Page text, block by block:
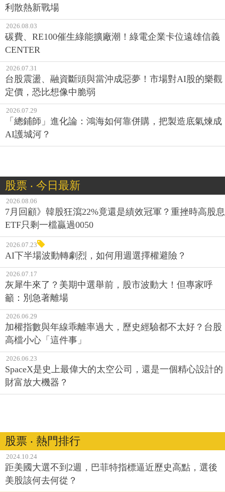
利散熱新戰場
2026.08.03
碳費、RE100催生綠能擴廠潮！綠電企業卡位遠雄信義
CENTER
2026.07.31
台股震盪、融資斷頭與當沖成惡夢！市場對AI股的樂觀
定價，恐比想像中脆弱
2026.07.29
「總鋪師」進化論：鴻海如何靠併購，把製造底氣煉成
AI護城河？
股票 ‧ 今日最新
2026.08.06
7月回顧》韓股狂瀉22%竟還是績效冠軍？重挫時高股息
ETF只剩一檔贏過0050
2026.07.23
AI下半場波動轉劇烈，如何用週選擇權避險？
2026.07.17
灰犀牛來了？美期中選舉前，股市波動大！但專家呼
籲：別急著離場
2026.06.29
加權指數與年線乖離率過大，歷史經驗都不太好？台股
高檔小心「這件事」
2026.06.23
SpaceX是史上最偉大的太空公司，還是一個精心設計的
財富放大機器？
股票 ‧ 熱門排行
2024.10.24
距美國大選不到2週，巴菲特指標逼近歷史高點，選後
美股該何去何從？